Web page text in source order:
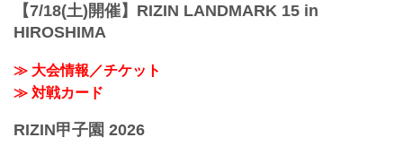
【7/18(土)開催】RIZIN LANDMARK 15 in
HIROSHIMA
≫ 大会情報／チケット
≫ 対戦カード
RIZIN甲子園 2026